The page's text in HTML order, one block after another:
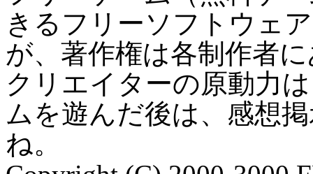
きるフリーソフトウェ
が、著作権は各制作者
クリエイターの原動力
ムを遊んだ後は、感想
ね。